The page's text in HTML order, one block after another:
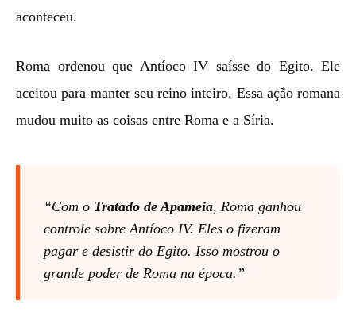
aconteceu.
Roma ordenou que Antíoco IV saísse do Egito. Ele
aceitou para manter seu reino inteiro. Essa ação romana
mudou muito as coisas entre Roma e a Síria.
“Com o Tratado de Apameia, Roma ganhou
controle sobre Antíoco IV. Eles o fizeram
pagar e desistir do Egito. Isso mostrou o
grande poder de Roma na época.”